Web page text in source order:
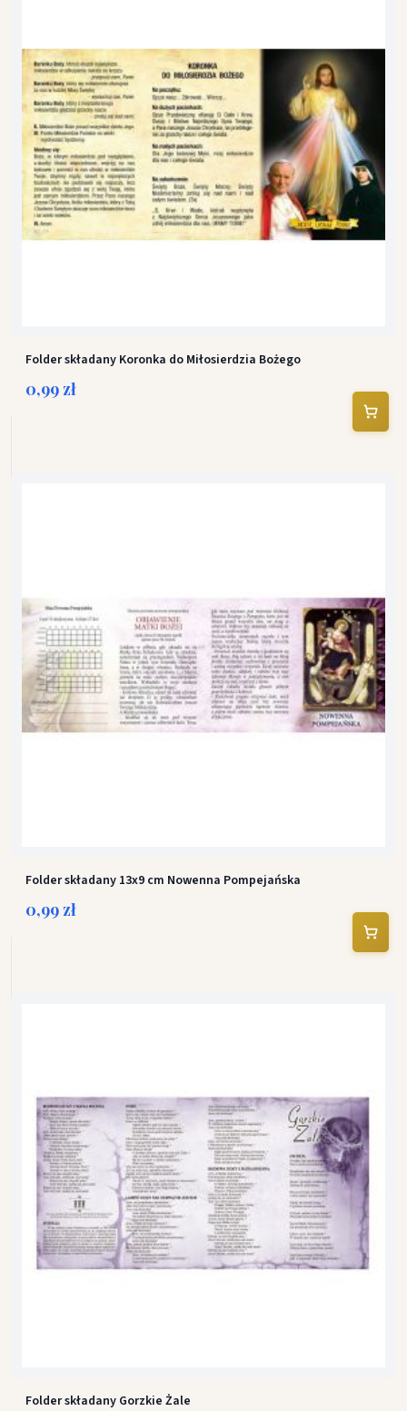
Folder składany Koronka do Miłosierdzia Bożego
0,99 zł
Folder składany 13x9 cm Nowenna Pompejańska
0,99 zł
Folder składany Gorzkie Żale